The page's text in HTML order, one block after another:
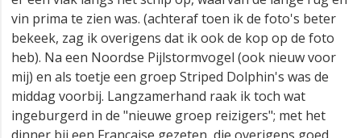
vin prima te zien was. (achteraf toen ik de foto's beter
bekeek, zag ik overigens dat ik ook de kop op de foto
heb). Na een Noordse Pijlstormvogel (ook nieuw voor
mij) en als toetje een groep Striped Dolphin's was de
middag voorbij. Langzamerhand raak ik toch wat
ingeburgerd in de "nieuwe groep reizigers"; met het